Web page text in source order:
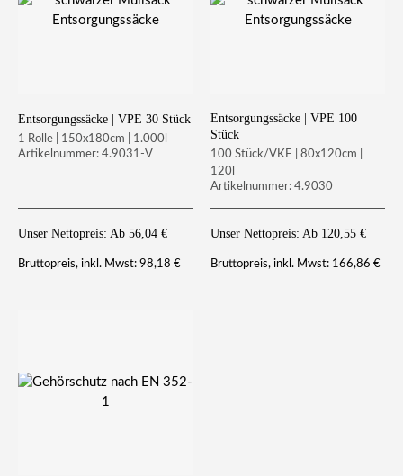
Entsorgungssäcke | VPE 30 Stück
1 Rolle | 150x180cm | 1.000l
Artikelnummer: 4.9031-V
Unser Nettopreis: Ab 56,04 €
Bruttopreis, inkl. Mwst: 98,18€
Entsorgungssäcke | VPE 100
Stück
100 Stück/VKE | 80x120cm |
120l
Artikelnummer: 4.9030
Unser Nettopreis: Ab 120,55 €
Bruttopreis, inkl. Mwst: 166,86€